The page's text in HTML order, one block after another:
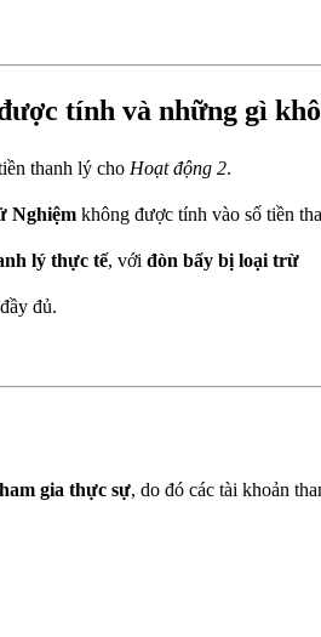
tính và những gì
thanh lý cho Hoạt động 2.
Nghiệm không được tính vào số tiền
lý thực tế, với đòn bẩy bị loại trừ
đủ.
gia thực sự, do đó các tài khoản